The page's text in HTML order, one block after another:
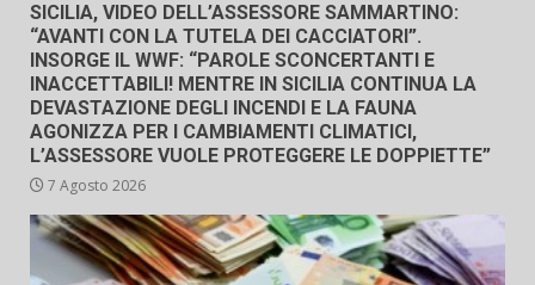
SICILIA, VIDEO DELL’ASSESSORE SAMMARTINO:
“AVANTI CON LA TUTELA DEI CACCIATORI”.
INSORGE IL WWF: “PAROLE SCONCERTANTI E
INACCETTABILI! MENTRE IN SICILIA CONTINUA LA
DEVASTAZIONE DEGLI INCENDI E LA FAUNA
AGONIZZA PER I CAMBIAMENTI CLIMATICI,
L’ASSESSORE VUOLE PROTEGGERE LE DOPPIETTE”
7 Agosto 2026